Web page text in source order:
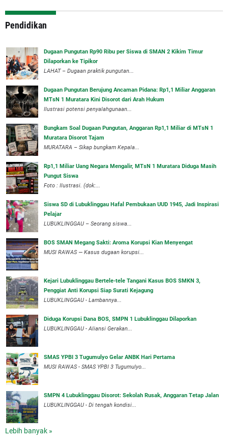
Pendidikan
Dugaan Pungutan Rp90 Ribu per Siswa di SMAN 2 Kikim Timur
Dilaporkan ke Tipikor
LAHAT – Dugaan praktik pungutan...
Dugaan Pungutan Berujung Ancaman Pidana: Rp1,1 Miliar Anggaran
MTsN 1 Muratara Kini Disorot dari Arah Hukum
Ilustrasi potensi penyalahgunaan...
Bungkam Soal Dugaan Pungutan, Anggaran Rp1,1 Miliar di MTsN 1
Muratara Disorot Tajam
‎MURATARA – Sikap bungkam Kepala...
‎Rp1,1 Miliar Uang Negara Mengalir, MTsN 1 Muratara Diduga Masih
Pungut Siswa
Foto : Ilustrasi. (dok:...
Siswa SD di Lubuklinggau Hafal Pembukaan UUD 1945, Jadi Inspirasi
Pelajar
LUBUKLINGGAU – Seorang siswa...
BOS SMAN Megang Sakti: Aroma Korupsi Kian Menyengat
MUSI RAWAS — Kasus dugaan korupsi...
Kejari Lubuklinggau Bertele-tele Tangani Kasus BOS SMKN 3,
Penggiat Anti Korupsi Siap Surati Kejagung
LUBUKLINGGAU - Lambannya...
Diduga Korupsi Dana BOS, SMPN 1 Lubuklinggau Dilaporkan
LUBUKLINGGAU - Aliansi Gerakan...
SMAS YPBI 3 Tugumulyo Gelar ANBK Hari Pertama
MUSI RAWAS - SMAS YPBI 3 Tugumulyo...
SMPN 4 Lubuklinggau Disorot: Sekolah Rusak, Anggaran Tetap Jalan
LUBUKLINGGAU - Di tengah kondisi...
Lebih banyak »